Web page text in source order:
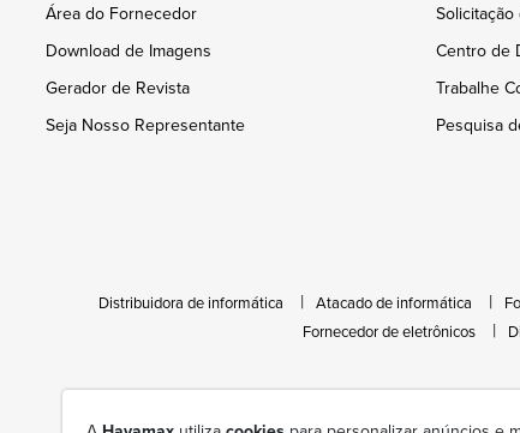
Área do Fornecedor
Download de Imagens
Gerador de Revista
Seja Nosso Representante
Solicitação
Centro de
Trabalhe
Pesquisa
Distribuidora de informática Atacado de informática
Fornecedor de eletrônicos